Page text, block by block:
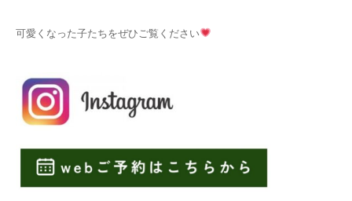
可愛くなった子たちをぜひご覧ください